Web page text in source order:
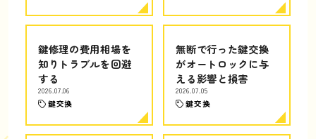
鍵修理の費用相場を
知りトラブルを回避
する
2026.07.06
鍵交換
無断で行った鍵交換
がオートロックに与
える影響と損害
2026.07.05
鍵交換